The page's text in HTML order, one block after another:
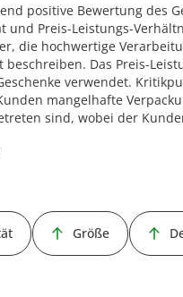
positive Bewertung des
Preis-Leistungs-
die hochwertige
Das Preis-
verwendet.
mangelhafte
sind, wobei der
Größe